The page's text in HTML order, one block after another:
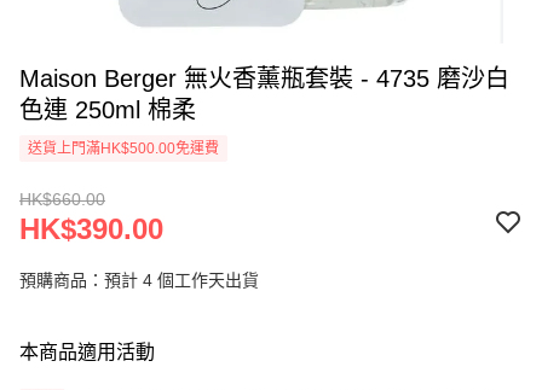
Maison Berger 無火香薰瓶套裝 - 4735 磨沙白
色連 250ml 棉柔
送貨上門滿HK$500.00免運費
HK$660.00
HK$390.00
預購商品：預計 4 個工作天出貨
本商品適用活動